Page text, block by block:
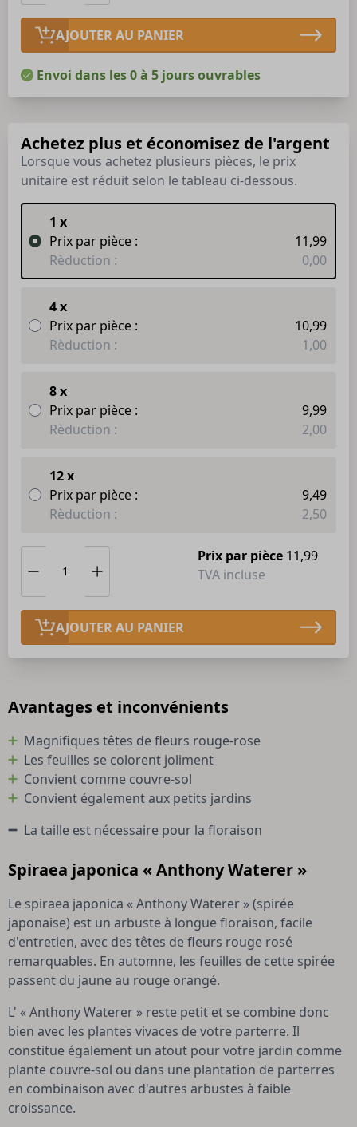
AJOUTER AU PANIER
Envoi dans les 0 à 5 jours ouvrables
Achetez plus et économisez de l'argent
Lorsque vous achetez plusieurs pièces, le prix
unitaire est réduit selon le tableau ci-dessous.
1 x
Prix par pièce :
11,99
Rèduction :
0,00
4 x
Prix par pièce :
10,99
Rèduction :
1,00
8 x
Prix par pièce :
9,99
Rèduction :
2,00
12 x
Prix par pièce :
9,49
Rèduction :
2,50
Prix par pièce11,99
TVA incluse
AJOUTER AU PANIER
Spiraea japonica « Anthony Waterer »
Le spiraea japonica « Anthony Waterer » (spirée
japonaise) est un arbuste à longue floraison, facile
d'entretien, avec des têtes de fleurs rouge rosé
remarquables. En automne, les feuilles de cette spirée
passent du jaune au rouge orangé.
L' « Anthony Waterer » reste petit et se combine donc
bien avec les plantes vivaces de votre parterre. Il
constitue également un atout pour votre jardin comme
plante couvre-sol ou dans une plantation de parterres
en combinaison avec d'autres arbustes à faible
croissance.
Avantages et inconvénients
Magnifiques têtes de fleurs rouge-rose
Les feuilles se colorent joliment
Convient comme couvre-sol
Convient également aux petits jardins
La taille est nécessaire pour la floraison